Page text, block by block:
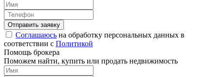
Соглашаюсь на обработку персональных данных в
соответствии с Политикой
Помощь брокера
Поможем найти, купить или продать недвижимость